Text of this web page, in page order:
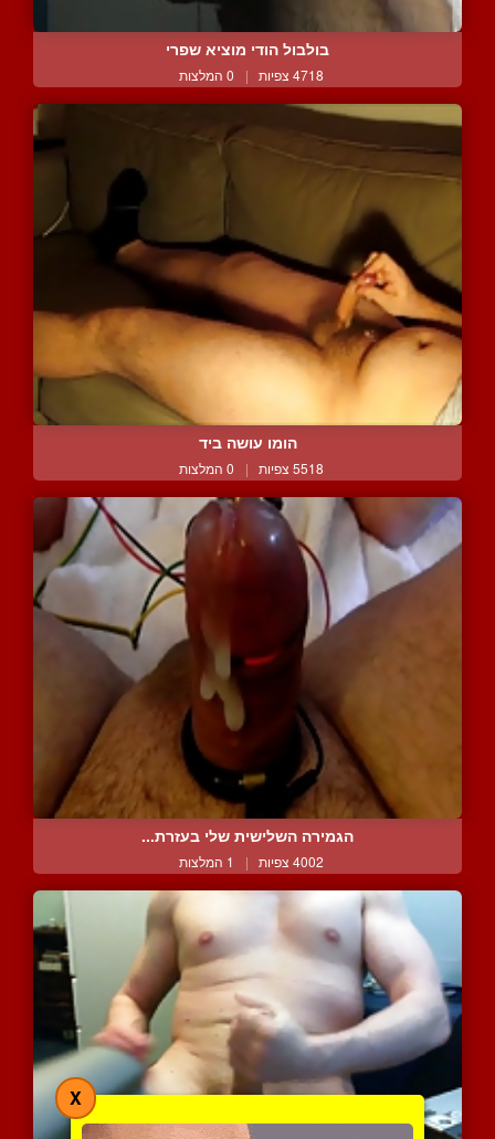
בולבול הודי מוציא שפרי
4718 צפיות | 0 המלצות
הומו עושה ביד
5518 צפיות | 0 המלצות
הגמירה השלישית שלי בעזרת...
4002 צפיות | 1 המלצות
X